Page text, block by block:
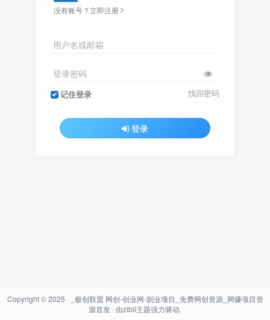
没有账号？立即注册
用户名或邮箱
登录密码
记住登录 找回密码
登录
Copyright © 2025 ·
_极创联盟 网创-创业网-副业项目_免费网创资源_网赚项目资
源首发 · 由zibll主题强力驱动.